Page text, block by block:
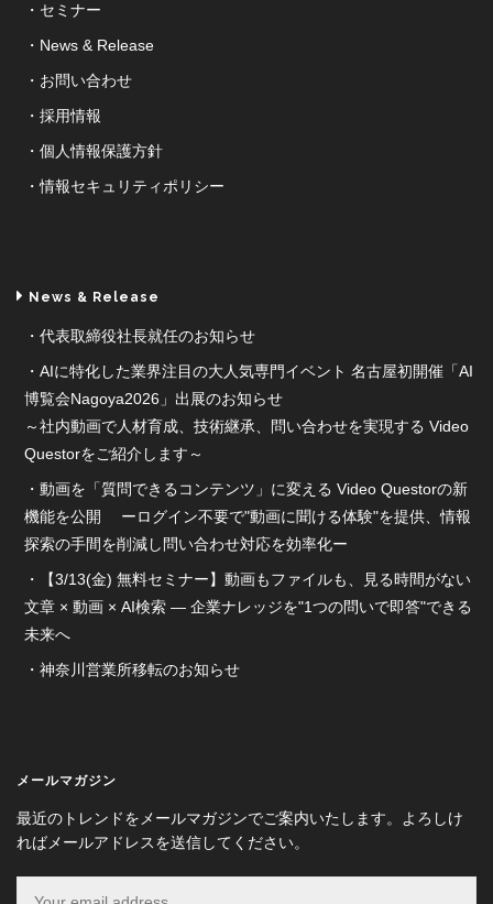
セミナー
News & Release
お問い合わせ
採用情報
個人情報保護方針
情報セキュリティポリシー
News & Release
代表取締役社長就任のお知らせ
AIに特化した業界注目の大人気専門イベント 名古屋初開催「AI
博覧会Nagoya2026」出展のお知らせ
～社内動画で人材育成、技術継承、問い合わせを実現する Video
Questorをご紹介します～
動画を「質問できるコンテンツ」に変える Video Questorの新
機能を公開 ーログイン不要で"動画に聞ける体験"を提供、情報
探索の手間を削減し問い合わせ対応を効率化ー
【3/13(金) 無料セミナー】動画もファイルも、見る時間がない
文章 × 動画 × AI検索 ― 企業ナレッジを"1つの問いで即答"できる
未来へ
神奈川営業所移転のお知らせ
メールマガジン
最近のトレンドをメールマガジンでご案内いたします。よろしけ
ればメールアドレスを送信してください。